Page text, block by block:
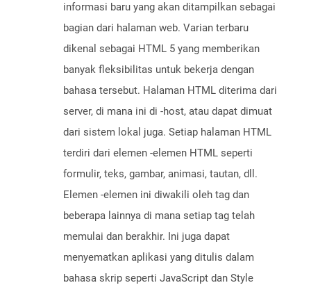
informasi baru yang akan ditampilkan sebagai
bagian dari halaman web. Varian terbaru
dikenal sebagai HTML 5 yang memberikan
banyak fleksibilitas untuk bekerja dengan
bahasa tersebut. Halaman HTML diterima dari
server, di mana ini di -host, atau dapat dimuat
dari sistem lokal juga. Setiap halaman HTML
terdiri dari elemen -elemen HTML seperti
formulir, teks, gambar, animasi, tautan, dll.
Elemen -elemen ini diwakili oleh tag dan
beberapa lainnya di mana setiap tag telah
memulai dan berakhir. Ini juga dapat
menyematkan aplikasi yang ditulis dalam
bahasa skrip seperti JavaScript dan Style